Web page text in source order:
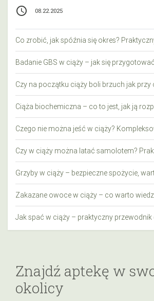
access_time 08.22.2025
Znajdź aptekę w
okolicy